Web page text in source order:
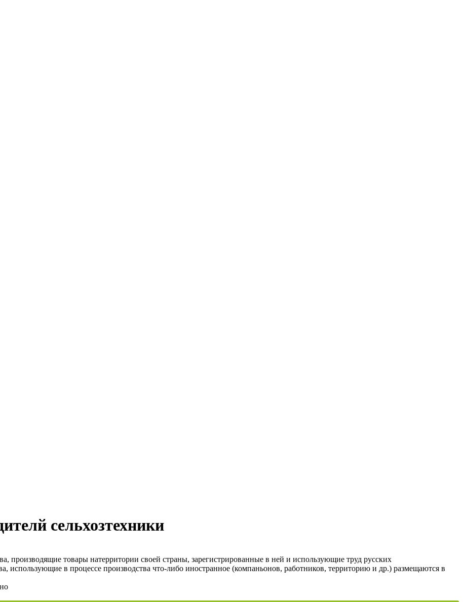
сельхозтехники
производящие товары натерритории своей страны, зарегистрированные в ней и использующие труд русских
использующие в процессе производства что-либо иностранное (компаньонов, работников, территорию и др.) размещаются в